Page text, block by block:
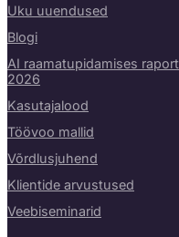
Uku uuendused
Blogi
AI raamatupidamises raport
2026
Kasutajalood
Töövoo mallid
Võrdlusjuhend
Klientide arvustused
Veebiseminarid